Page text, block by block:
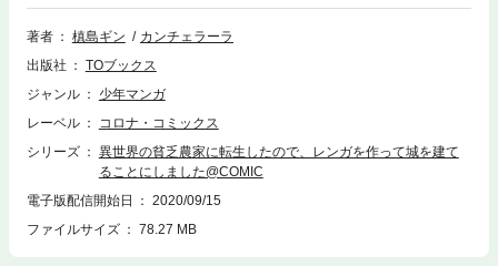
じり”――“畑の土壌改良”をしていた。「街作り」ゲームに熱中した前世の
記憶があった彼は、貧乏脱却のため自作魔法で“野菜の品種改良”や“家屋の
さばく中で希少な“使役獣の卵”を手に入れるが、無事に孵化させることが
できるのか＿＿？後に「現人神」と呼ばれる少年の建国英雄譚開幕！
著者 槙島ギン
カンチェラーラ
出版社
TOブックス
ジャンル
少年マンガ
レーベル
コロナ・コミックス
シリーズ
異世界の貧乏農家に転生したので、レンガを作って城を建て
ることにしました@COMIC
電子版配信開始日
2020/09/15
ファイルサイズ
78.27 MB